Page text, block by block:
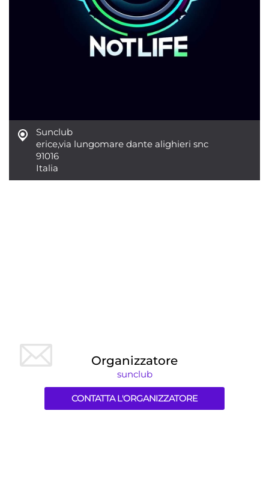
Sunclub
erice,via lungomare dante alighieri snc
91016
Italia
Organizzatore
sunclub
CONTATTA L'ORGANIZZATORE